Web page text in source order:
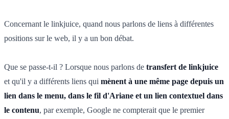
Concernant le linkjuice, quand nous parlons de liens à différentes
positions sur le web, il y a un bon débat.
Que se passe-t-il ? Lorsque nous parlons de transfert de linkjuice
et qu'il y a différents liens qui mènent à une même page depuis un
lien dans le menu, dans le fil d'Ariane et un lien contextuel dans
le contenu, par exemple, Google ne compterait que le premier